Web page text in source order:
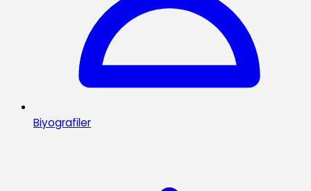
Biyografiler